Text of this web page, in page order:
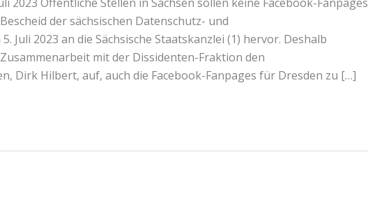
2023 Öffentliche Stellen in Sachsen sollen keine Facebook-Fanpages
der sächsischen Datenschutz- und
Juli 2023 an die Sächsische Staatskanzlei (1) hervor. Deshalb
mit der Dissidenten-Fraktion den
Dirk Hilbert, auf, auch die Facebook-Fanpages für Dresden zu […]